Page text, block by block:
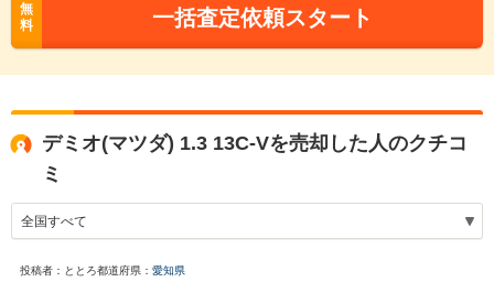
無
料
一括査定依頼スタート
デミオ(マツダ) 1.3 13C-Vを売却した人のクチコ
ミ
投稿者：ととろ都道府県： 愛知県